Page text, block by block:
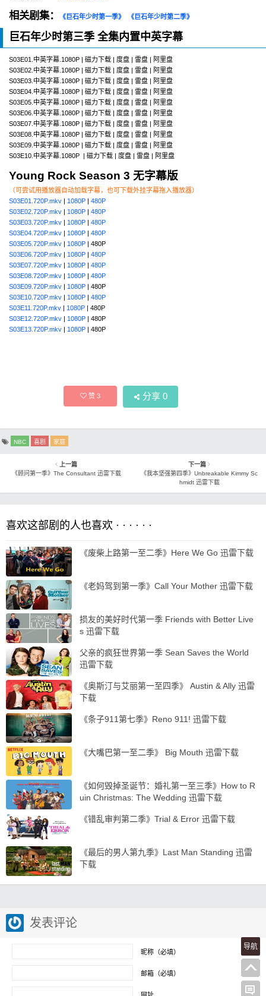
相关剧集： 《巨石年少时第一季》 《巨石年少时第二季》
巨石年少时第三季 全集内置中英字幕
S03E01.中英字幕.1080P | 磁力下载 | 度盘 | 雷盘 | 阿里盘
S03E02.中英字幕.1080P | 磁力下载 | 度盘 | 雷盘 | 阿里盘
S03E03.中英字幕.1080P | 磁力下载 | 度盘 | 雷盘 | 阿里盘
S03E04.中英字幕.1080P | 磁力下载 | 度盘 | 雷盘 | 阿里盘
S03E05.中英字幕.1080P | 磁力下载 | 度盘 | 雷盘 | 阿里盘
S03E06.中英字幕.1080P | 磁力下载 | 度盘 | 雷盘 | 阿里盘
S03E07.中英字幕.1080P | 磁力下载 | 度盘 | 雷盘 | 阿里盘
S03E08.中英字幕.1080P | 磁力下载 | 度盘 | 雷盘 | 阿里盘
S03E09.中英字幕.1080P | 磁力下载 | 度盘 | 雷盘 | 阿里盘
S03E10.中英字幕.1080P | 磁力下载 | 度盘 | 雷盘 | 阿里盘
Young Rock Season 3 无字幕版
（可尝试用播放器自动加载字幕，也可下载外挂字幕拖入播放器）
S03E01.720P.mkv | 1080P | 480P
S03E02.720P.mkv | 1080P | 480P
S03E03.720P.mkv | 1080P | 480P
S03E04.720P.mkv | 1080P | 480P
S03E05.720P.mkv | 1080P | 480P
S03E06.720P.mkv | 1080P | 480P
S03E07.720P.mkv | 1080P | 480P
S03E08.720P.mkv | 1080P | 480P
S03E09.720P.mkv | 1080P | 480P
S03E10.720P.mkv | 1080P | 480P
S03E11.720P.mkv | 1080P | 480P
S03E12.720P.mkv | 1080P | 480P
S03E13.720P.mkv | 1080P | 480P
赞3 分享 0
NBC 喜剧 家庭
上一篇
《顾问第一季》The Consultant 迅雷下载
下一篇
《我本坚强第四季》Unbreakable Kimmy Sc
hmidt 迅雷下载
喜欢这部剧的人也喜欢 · · · · · ·
《废柴上路第一至二季》Here We Go 迅雷下载
《老妈驾到第一季》Call Your Mother 迅雷下载
损友的美好时代第一季 Friends with Better Live
s 迅雷下载
父亲的疯狂世界第一季 Sean Saves the World
迅雷下载
《奥斯汀与艾丽第一至四季》 Austin & Ally 迅雷
下载
《条子911第七季》Reno 911! 迅雷下载
《大嘴巴第一至二季》 Big Mouth 迅雷下载
《如何毁掉圣诞节：婚礼第一至三季》How to R
uin Christmas: The Wedding 迅雷下载
《错乱审判第二季》Trial & Error 迅雷下载
《最后的男人第九季》Last Man Standing 迅雷
下载
发表评论
昵称（必填）
邮箱（必填）
导航